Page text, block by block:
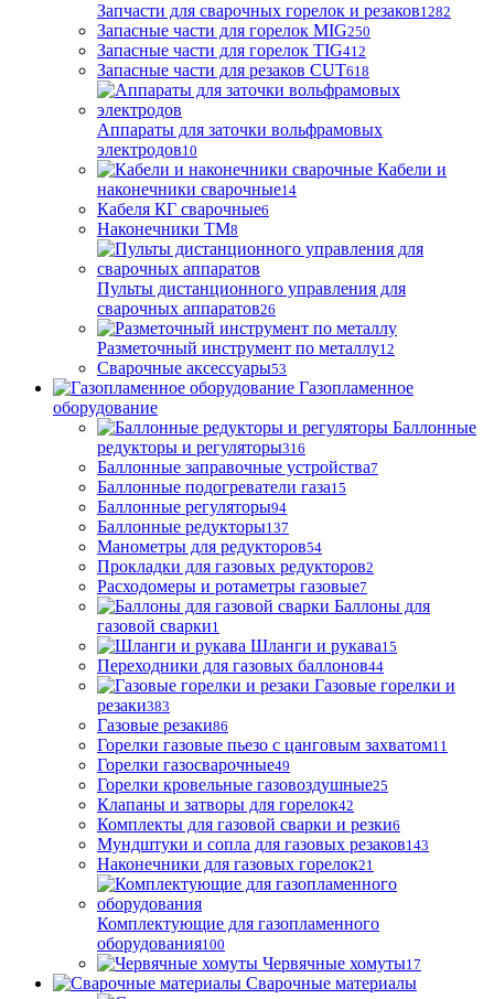
Запчасти для сварочных горелок и резаков1282
Запасные части для горелок MIG250
Запасные части для горелок TIG412
Запасные части для резаков CUT618
Аппараты для заточки вольфрамовых
электродов10
Кабели и
наконечники сварочные14
Кабеля КГ сварочные6
Наконечники ТМ8
Пульты дистанционного управления для
сварочных аппаратов26
Разметочный инструмент по металлу12
Сварочные аксессуары53
Газопламенное
оборудование
Баллонные
редукторы и регуляторы316
Баллонные заправочные устройства7
Баллонные подогреватели газа15
Баллонные регуляторы94
Баллонные редукторы137
Манометры для редукторов54
Прокладки для газовых редукторов2
Расходомеры и ротаметры газовые7
Баллоны для
газовой сварки1
Шланги и рукава15
Переходники для газовых баллонов44
Газовые горелки и
резаки383
Газовые резаки86
Горелки газовые пьезо с цанговым захватом11
Горелки газосварочные49
Горелки кровельные газовоздушные25
Клапаны и затворы для горелок42
Комплекты для газовой сварки и резки6
Мундштуки и сопла для газовых резаков143
Наконечники для газовых горелок21
Комплектующие для газопламенного
оборудования100
Червячные хомуты17
Сварочные материалы